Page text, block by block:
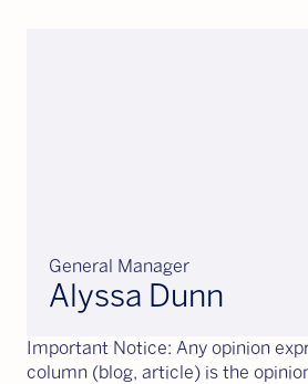
General Manager
Alyssa Dunn
Important Notice: Any opinion
column (blog, article) is the